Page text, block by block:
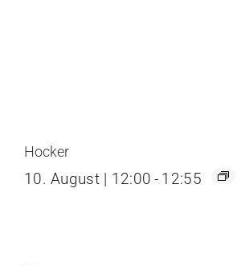
Hocker
10. August | 12:00 - 12:55